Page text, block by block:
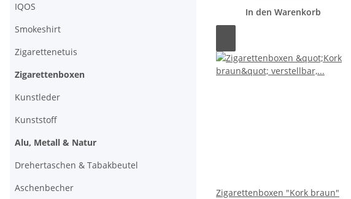
In den Warenkorb
Zigarettenboxen "Kork braun"
IQOS
Smokeshirt
Zigarettenetuis
Zigarettenboxen
Kunstleder
Kunststoff
Alu, Metall & Natur
Drehertaschen & Tabakbeutel
Aschenbecher